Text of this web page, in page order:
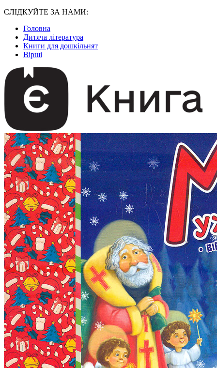
СЛІДКУЙТЕ ЗА НАМИ:
Головна
Дитяча література
Книги для дошкільнят
Вірші